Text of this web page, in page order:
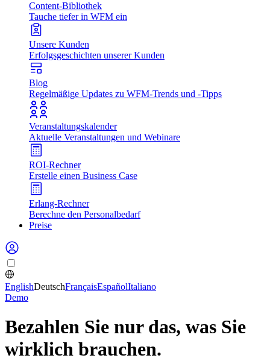
Content-Bibliothek
Tauche tiefer in WFM ein
Unsere Kunden
Erfolgsgeschichten unserer Kunden
Blog
Regelmäßige Updates zu WFM-Trends und -Tipps
Veranstaltungskalender
Aktuelle Veranstaltungen und Webinare
ROI-Rechner
Erstelle einen Business Case
Erlang-Rechner
Berechne den Personalbedarf
Preise
EnglishDeutschFrançaisEspañolItaliano
Demo
Bezahlen Sie nur das, was Sie
wirklich brauchen.